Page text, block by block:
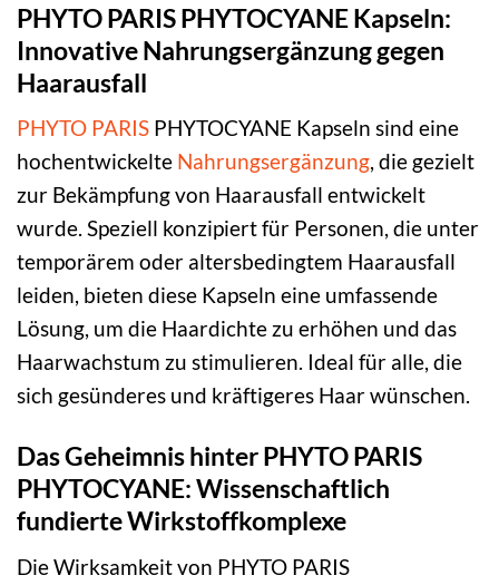
PHYTO PARIS PHYTOCYANE Kapseln:
Innovative Nahrungsergänzung gegen
Haarausfall
PHYTO PARIS PHYTOCYANE Kapseln sind eine
hochentwickelte Nahrungsergänzung, die gezielt
zur Bekämpfung von Haarausfall entwickelt
wurde. Speziell konzipiert für Personen, die unter
temporärem oder altersbedingtem Haarausfall
leiden, bieten diese Kapseln eine umfassende
Lösung, um die Haardichte zu erhöhen und das
Haarwachstum zu stimulieren. Ideal für alle, die
sich gesünderes und kräftigeres Haar wünschen.
Das Geheimnis hinter PHYTO PARIS
PHYTOCYANE: Wissenschaftlich
fundierte Wirkstoffkomplexe
Die Wirksamkeit von PHYTO PARIS